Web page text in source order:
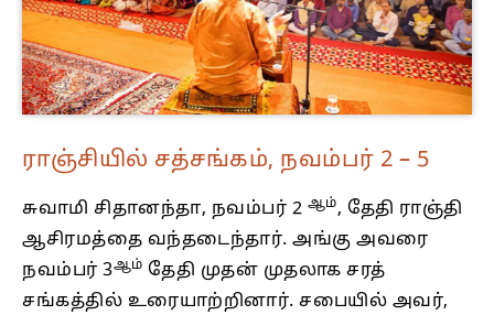
ராஞ்சியில் சத்சங்கம், நவம்பர் 2 – 5
சுவாமி சிதானந்தா, நவம்பர் 2 ஆம், தேதி ராஞ்தி
ஆசிரமத்தை வந்தடைந்தார். அங்கு அவரை
நவம்பர் 3ஆம் தேதி முதன் முதலாக சரத்
சங்கத்தில் உரையாற்றினார். சபையில் அவர்,